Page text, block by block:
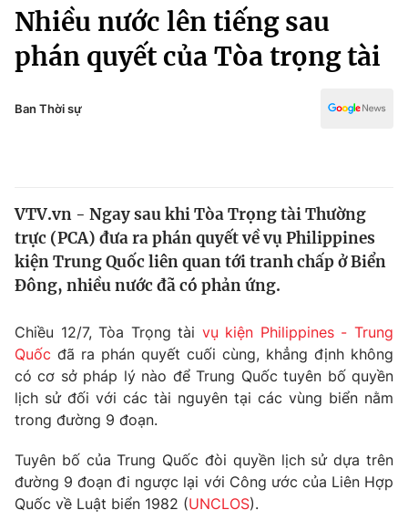
Chuyên mục
Chính trị
Thế giới
Tin tức
Thế giới đó đây
Câu chuyện quốc tế
Tài chính
Thị trường
Góc doanh nghiệp
Dữ liệu và đời sống
Truyền hình
Phim VTV
Hậu trường
Giải trí
Điện ảnh
Kinh tế
Thể thao
Truyền hình
Y tế
Nhiều nước lên tiếng sau
phán quyết của Tòa trọng tài
Ban Thời sự
VTV.vn - Ngay sau khi Tòa Trọng tài Thường
trực (PCA) đưa ra phán quyết về vụ Philippines
kiện Trung Quốc liên quan tới tranh chấp ở Biển
Đông, nhiều nước đã có phản ứng.
Chiều 12/7, Tòa Trọng tài vụ kiện Philippines - Trung
Quốc đã ra phán quyết cuối cùng, khẳng định không
có cơ sở pháp lý nào để Trung Quốc tuyên bố quyền
lịch sử đối với các tài nguyên tại các vùng biển nằm
trong đường 9 đoạn.
Tuyên bố của Trung Quốc đòi quyền lịch sử dựa trên
đường 9 đoạn đi ngược lại với Công ước của Liên Hợp
Quốc về Luật biển 1982 (UNCLOS).